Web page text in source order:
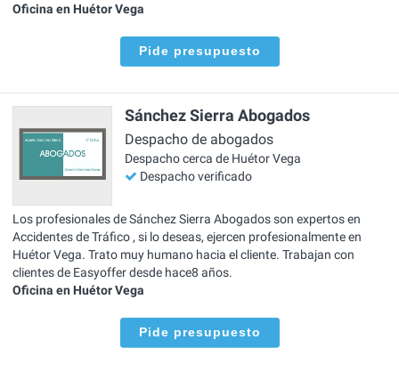
Oficina en Huétor Vega
Pide presupuesto
Sánchez Sierra Abogados
Despacho de abogados
Despacho cerca de Huétor Vega
Despacho verificado
Los profesionales de Sánchez Sierra Abogados son expertos en
Accidentes de Tráfico , si lo deseas, ejercen profesionalmente en
Huétor Vega. Trato muy humano hacia el cliente. Trabajan con
clientes de Easyoffer desde hace8 años.
Oficina en Huétor Vega
Pide presupuesto